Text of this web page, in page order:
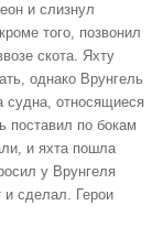
и слизнул
того, позвонил
скота. Яхту
однако Врунгель
судна, относящиеся
поставил по бокам
и яхта пошла
у Врунгеля
и сделал. Герои